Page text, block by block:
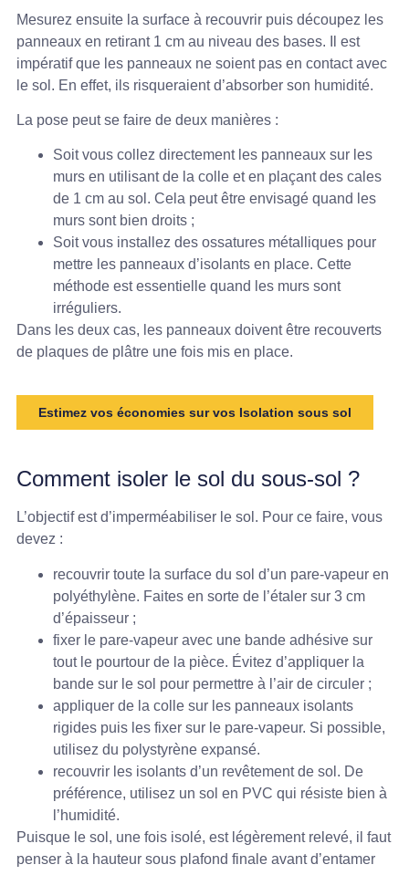
Mesurez ensuite la surface à recouvrir puis découpez les
panneaux en retirant 1 cm au niveau des bases. Il est
impératif que les panneaux ne soient pas en contact avec
le sol. En effet, ils risqueraient d’absorber son humidité.
La pose peut se faire de deux manières :
Soit vous collez directement les panneaux sur les
murs en utilisant de la colle et en plaçant des cales
de 1 cm au sol. Cela peut être envisagé quand les
murs sont bien droits ;
Soit vous installez des ossatures métalliques pour
mettre les panneaux d’isolants en place. Cette
méthode est essentielle quand les murs sont
irréguliers.
Dans les deux cas, les panneaux doivent être recouverts
de plaques de plâtre une fois mis en place.
Estimez vos économies sur vos Isolation sous sol
Comment isoler le sol du sous-sol ?
L’objectif est d’imperméabiliser le sol. Pour ce faire, vous
devez :
recouvrir toute la surface du sol d’un pare-vapeur en
polyéthylène. Faites en sorte de l’étaler sur 3 cm
d’épaisseur ;
fixer le pare-vapeur avec une bande adhésive sur
tout le pourtour de la pièce. Évitez d’appliquer la
bande sur le sol pour permettre à l’air de circuler ;
appliquer de la colle sur les panneaux isolants
rigides puis les fixer sur le pare-vapeur. Si possible,
utilisez du polystyrène expansé.
recouvrir les isolants d’un revêtement de sol. De
préférence, utilisez un sol en PVC qui résiste bien à
l’humidité.
Puisque le sol, une fois isolé, est légèrement relevé, il faut
penser à la hauteur sous plafond finale avant d’entamer